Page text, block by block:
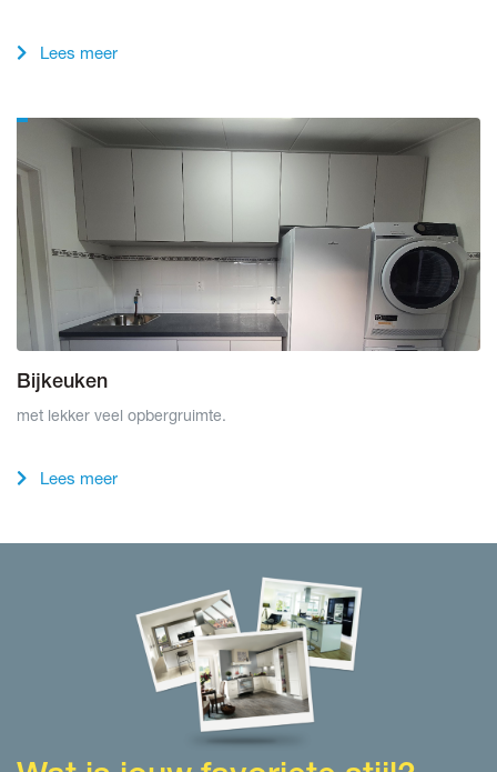
Lees meer
Bijkeuken
met lekker veel opbergruimte.
Lees meer